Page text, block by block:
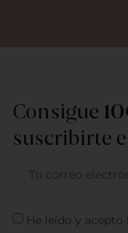
Consigue
suscribirte
He leído y acepto